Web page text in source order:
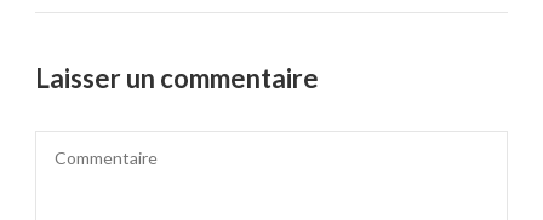
Laisser un commentaire